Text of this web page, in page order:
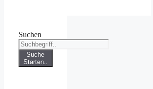
Suchen
Suche
Starten..